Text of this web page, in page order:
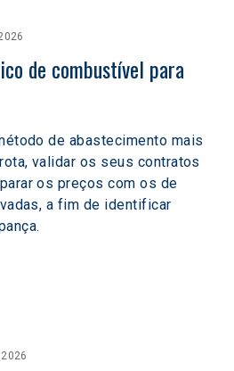
de combustível para
de abastecimento mais
validar os seus contratos
os preços com os de
a fim de identificar